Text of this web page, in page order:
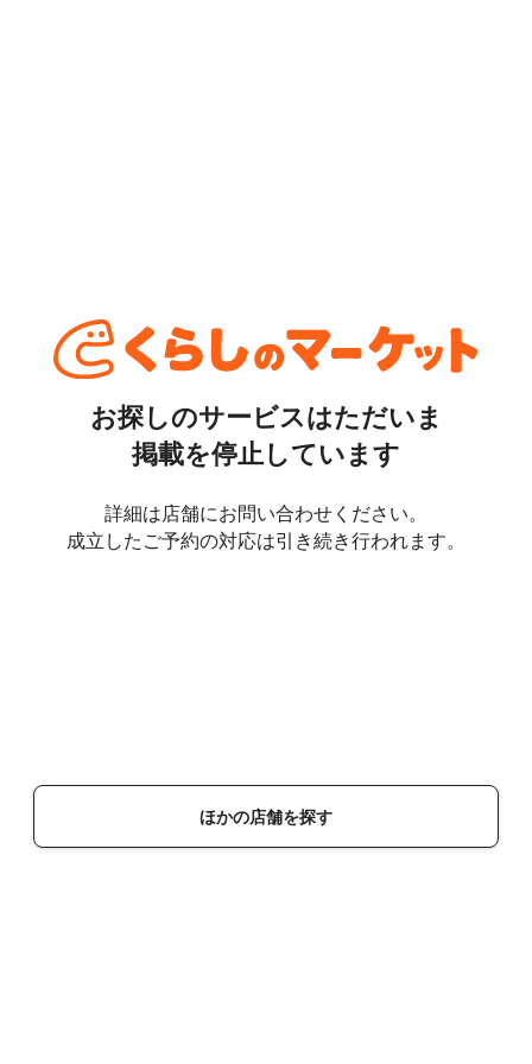
お探しのサービスはただいま
掲載を停止しています
詳細は店舗にお問い合わせください。
成立したご予約の対応は引き続き行われます。
ほかの店舗を探す